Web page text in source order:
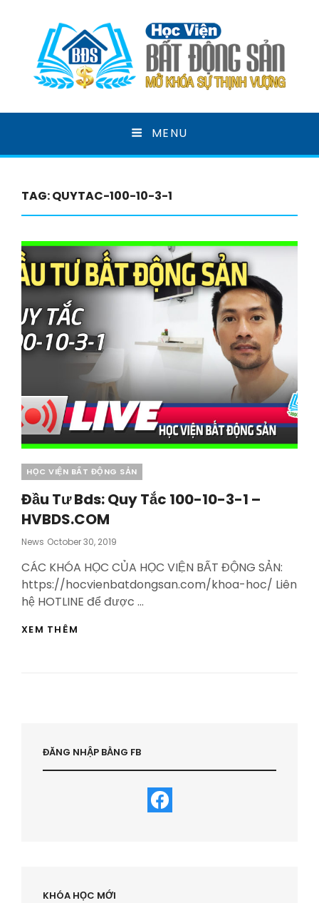
HỌC VIỆN BẤT ĐỘNG
SẢN
MENU
TAG:QUYTAC-100-10-3-1
Categories
HỌC VIỆN BẤT ĐỘNG SẢN
Đầu Tư Bds: Quy Tắc 100-10-3-1 –
HVBDS.COM
News Posted
October 30, 2019
CÁC KHÓA HỌC CỦA HỌC VIỆN BẤT ĐỘNG SẢN:
https://hocvienbatdongsan.com/khoa-hoc/ Liên
hệ HOTLINE để được …
XEM THÊM
–
HVBDS.COM
ĐĂNG NHẬP BẰNG FB
KHÓA HỌC MỚI